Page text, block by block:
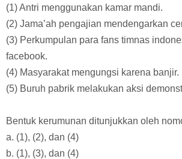
(1) Antri menggunakan kamar mandi.
(2) Jama’ah pengajian mendengarkan
(3) Perkumpulan para fans timnas
facebook.
(4) Masyarakat mengungsi karena banjir.
(5) Buruh pabrik melakukan aksi
Bentuk kerumunan ditunjukkan oleh
a. (1), (2), dan (4)
b. (1), (3), dan (4)